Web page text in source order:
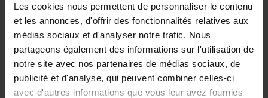
Les cookies nous permettent de personnaliser le contenu
et les annonces, d'offrir des fonctionnalités relatives aux
médias sociaux et d'analyser notre trafic. Nous
partageons également des informations sur l'utilisation de
notre site avec nos partenaires de médias sociaux, de
publicité et d'analyse, qui peuvent combiner celles-ci
avec d'autres informations que vous leur avez fournies
Digital marketing like a PRO -
completely revised edition
Clo Willaerts
Couverture souple
2022 226
€35,50